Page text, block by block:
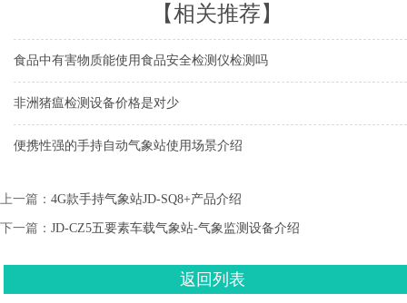
【相关推荐】
食品中有害物质能使用食品安全检测仪检测吗
非洲猪瘟检测设备价格是对少
便携性强的手持自动气象站使用场景介绍
上一篇： 4G款手持气象站JD-SQ8+产品介绍
下一篇： JD-CZ5五要素车载气象站-气象监测设备介绍
返回列表